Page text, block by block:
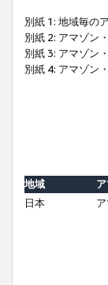
別紙 1: 地域毎の
別紙 2: アマゾン
別紙 3: アマゾン
別紙 4: アマゾン
地域
日本